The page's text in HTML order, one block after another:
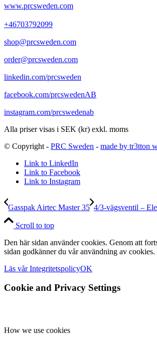
www.prcsweden.com
+46703792099
shop@prcsweden.com
order@prcsweden.com
linkedin.com/prcsweden
facebook.com/prcswedenAB
instagram.com/prcswedenab
Alla priser visas i SEK (kr) exkl. moms
© Copyright - PRC Sweden - made by tr3tton
Link to LinkedIn
Link to Facebook
Link to Instagram
Gasspak Airtec Master 35 4/3-vägsventil –
Scroll to top
Den här sidan använder cookies. Genom att
sidan godkänner du vår användning av cookies.
Läs vår IntegritetspolicyOK
Cookie and Privacy Settings
How we use cookies